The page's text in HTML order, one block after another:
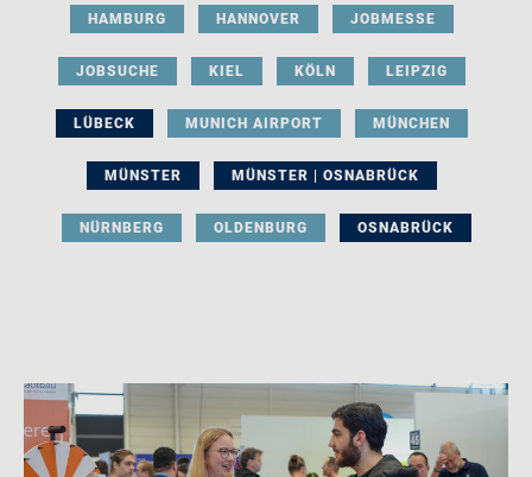
HAMBURG HANNOVER JOBMESSE
JOBSUCHE KIEL KÖLN LEIPZIG
LÜBECK MUNICH AIRPORT MÜNCHEN
MÜNSTER MÜNSTER | OSNABRÜCK
NÜRNBERG OLDENBURG OSNABRÜCK